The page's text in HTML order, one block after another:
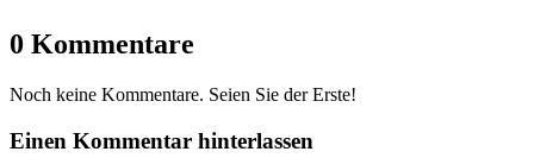
0 Kommentare
Noch keine Kommentare. Seien Sie der Erste!
Einen Kommentar hinterlassen